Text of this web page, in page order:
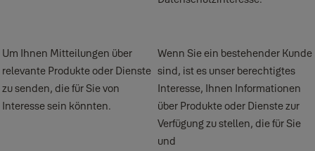
Um Ihnen Mitteilungen über
relevante Produkte oder Dienste
zu senden, die für Sie von
Interesse sein könnten.
Wenn Sie ein bestehender Kunde
sind, ist es unser berechtigtes
Interesse, Ihnen Informationen
über Produkte oder Dienste zur
Verfügung zu stellen, die für Sie
und